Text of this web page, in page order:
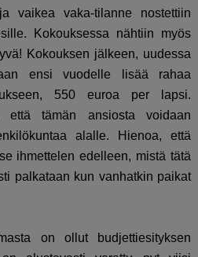
vaikea vaka-tilanne nostettiin
Kokouksessa nähtiin myös
Kokouksen jälkeen, uudessa
ensi vuodelle lisää rahaa
550 euroa per lapsi.
että tämän ansiosta voidaan
alalle. Hienoa, että
ihmettelen edelleen, mistä tätä
palkataan kun vanhatkin paikat
on ollut budjettiesityksen